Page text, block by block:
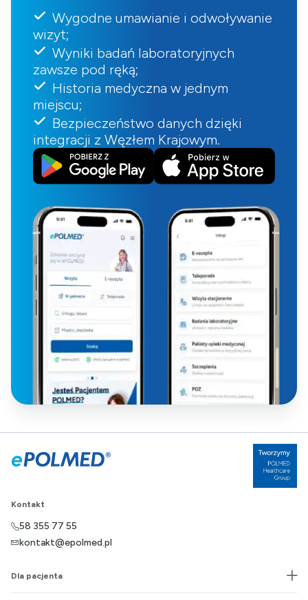
Wygodne umawianie i odwoływanie
wizyt;
Wyniki badań laboratoryjnych
zawsze pod ręką;
Historia medyczna w jednym
miejscu;
Bezpieczeństwo danych dzięki
integracji z Węzłem Krajowym.
Kontakt
58 355 77 55
kontakt@epolmed.pl
Dla pacjenta